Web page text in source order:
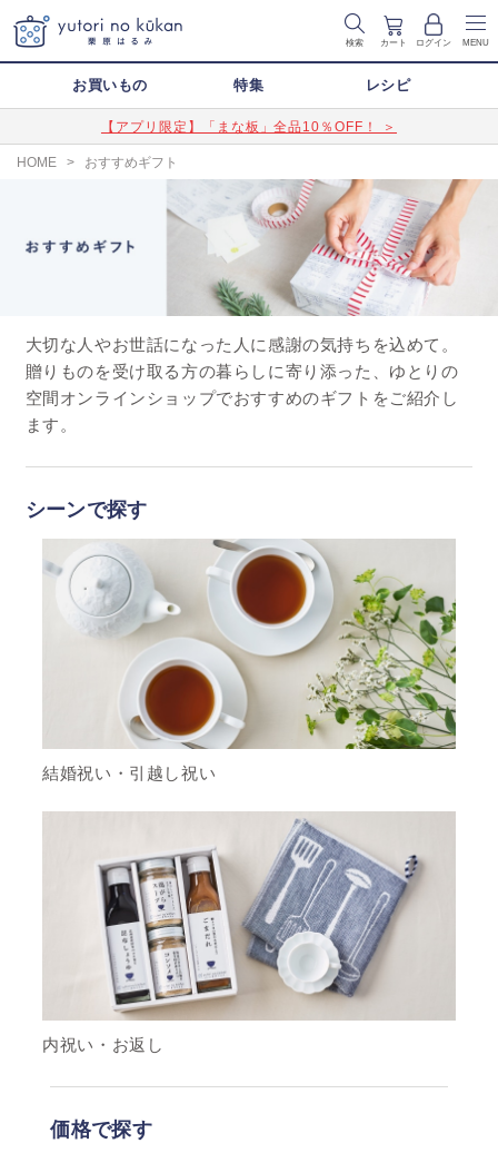
検索 カート ログイン MENU
お買いもの 特集 レシピ
【アプリ限定】「まな板」全品10％OFF！ ＞
HOME > おすすめギフト
大切な人やお世話になった人に感謝の気持ちを込めて。
贈りものを受け取る方の暮らしに寄り添った、ゆとりの
空間オンラインショップでおすすめのギフトをご紹介し
ます。
シーンで探す
結婚祝い・引越し祝い
内祝い・お返し
価格で探す